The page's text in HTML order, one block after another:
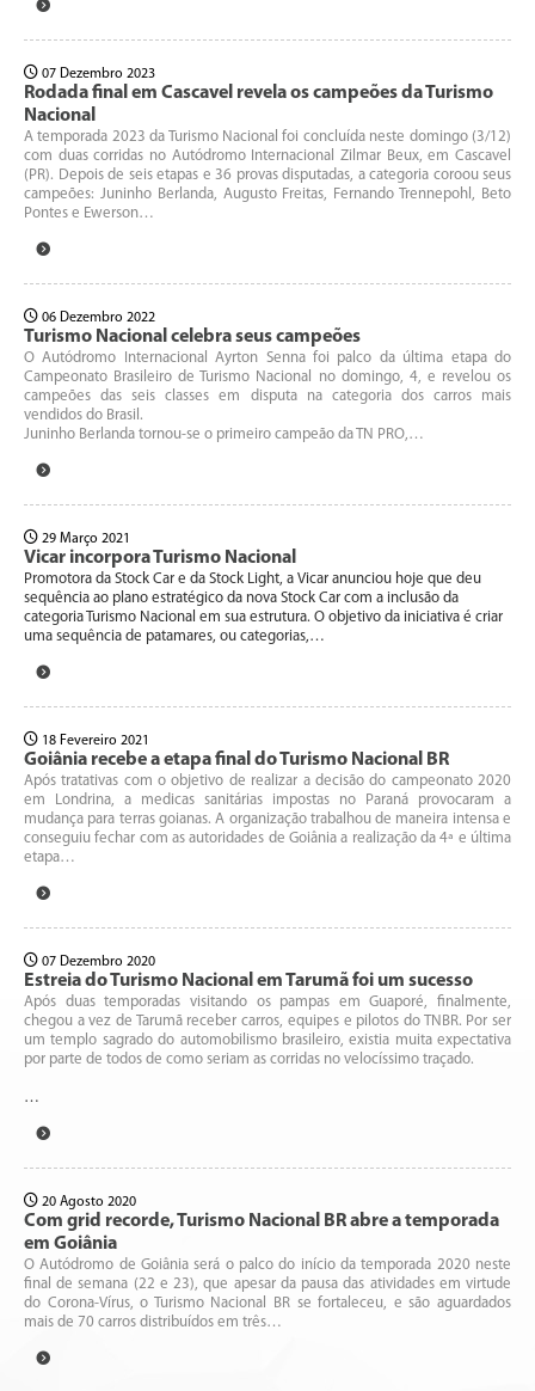
07 Dezembro 2023
Rodada final em Cascavel revela os campeões da Turismo
Nacional
A temporada 2023 da Turismo Nacional foi concluída neste domingo (3/12)
com duas corridas no Autódromo Internacional Zilmar Beux, em Cascavel
(PR). Depois de seis etapas e 36 provas disputadas, a categoria coroou seus
campeões: Juninho Berlanda, Augusto Freitas, Fernando Trennepohl, Beto
Pontes e Ewerson…
06 Dezembro 2022
Turismo Nacional celebra seus campeões
O Autódromo Internacional Ayrton Senna foi palco da última etapa do
Campeonato Brasileiro de Turismo Nacional no domingo, 4, e revelou os
campeões das seis classes em disputa na categoria dos carros mais
vendidos do Brasil.
Juninho Berlanda tornou-se o primeiro campeão da TN PRO,…
29 Março 2021
Vicar incorpora Turismo Nacional
Promotora da Stock Car e da Stock Light, a Vicar anunciou hoje que deu
sequência ao plano estratégico da nova Stock Car com a inclusão da
categoria Turismo Nacional em sua estrutura. O objetivo da iniciativa é criar
uma sequência de patamares, ou categorias,…
18 Fevereiro 2021
Goiânia recebe a etapa final do Turismo Nacional BR
Após tratativas com o objetivo de realizar a decisão do campeonato 2020
em Londrina, a medicas sanitárias impostas no Paraná provocaram a
mudança para terras goianas. A organização trabalhou de maneira intensa e
conseguiu fechar com as autoridades de Goiânia a realização da 4ª e última
etapa…
07 Dezembro 2020
Estreia do Turismo Nacional em Tarumã foi um sucesso
Após duas temporadas visitando os pampas em Guaporé, finalmente,
chegou a vez de Tarumã receber carros, equipes e pilotos do TNBR. Por ser
um templo sagrado do automobilismo brasileiro, existia muita expectativa
por parte de todos de como seriam as corridas no velocíssimo traçado.
…
20 Agosto 2020
Com grid recorde, Turismo Nacional BR abre a temporada
em Goiânia
O Autódromo de Goiânia será o palco do início da temporada 2020 neste
final de semana (22 e 23), que apesar da pausa das atividades em virtude
do Corona-Vírus, o Turismo Nacional BR se fortaleceu, e são aguardados
mais de 70 carros distribuídos em três…